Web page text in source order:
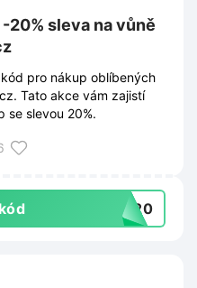
20% sleva na vůně
pro nákup oblíbených
Tato akce vám zajistí
se slevou 20%.
PY20